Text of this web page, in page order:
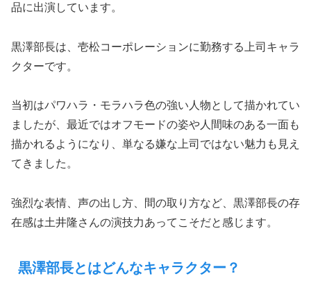
品に出演しています。
黒澤部長は、壱松コーポレーションに勤務する上司キャラ
クターです。
当初はパワハラ・モラハラ色の強い人物として描かれてい
ましたが、最近ではオフモードの姿や人間味のある一面も
描かれるようになり、単なる嫌な上司ではない魅力も見え
てきました。
強烈な表情、声の出し方、間の取り方など、黒澤部長の存
在感は土井隆さんの演技力あってこそだと感じます。
黒澤部長とはどんなキャラクター？